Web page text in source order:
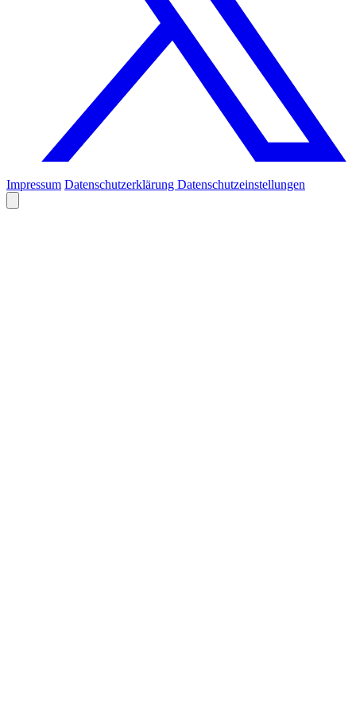
Impressum Datenschutzerklärung Datenschutzeinstellungen